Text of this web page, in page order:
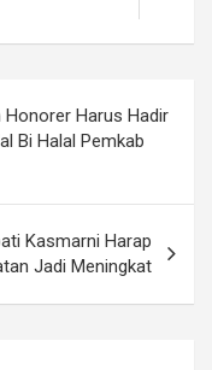
Honorer Harus Hadir
Bi Halal Pemkab
Kasmarni Harap
Jadi Meningkat